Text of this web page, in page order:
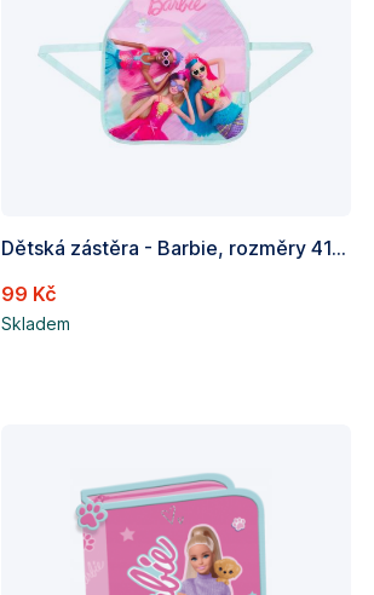
Dětská zástěra - Barbie, rozměry 41,5 x 49 cm
99 Kč
Skladem